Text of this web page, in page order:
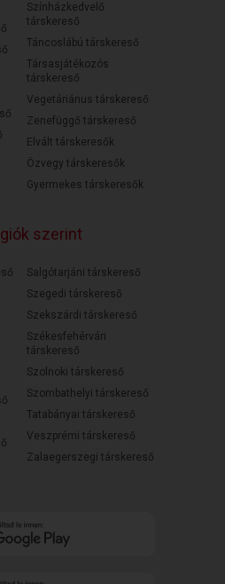
Színházkedvelő
társkereső
Táncoslábú társkereső
Társasjátékozós
társkereső
Vegetáriánus társkereső
Zenefüggő társkereső
Elvált társkeresők
Özvegy társkeresők
Gyermekes társkeresők
szerint
Salgótarjáni társkereső
Szegedi társkereső
Szekszárdi társkereső
Székesfehérvári
társkereső
Szolnoki társkereső
Szombathelyi társkereső
Tatabányai társkereső
Veszprémi társkereső
Zalaegerszegi társkereső